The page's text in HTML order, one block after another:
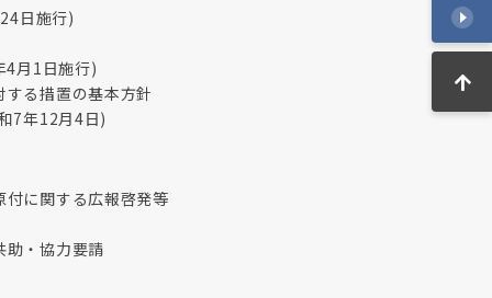
日施行)
4月1日施行)
る措置の基本方針
7年12月4日)
に関する広報啓発等
助・協力要請